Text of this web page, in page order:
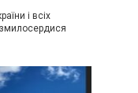
і всіх
змилосердися